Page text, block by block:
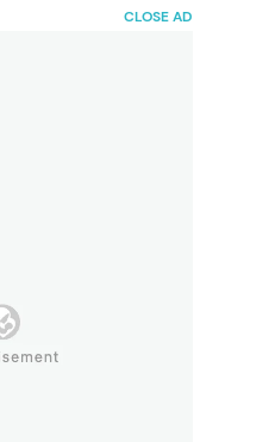
CLOSE AD